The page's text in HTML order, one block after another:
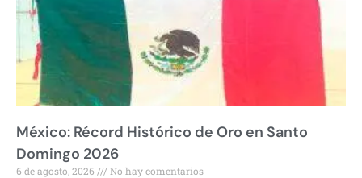
México: Récord Histórico de Oro en Santo
Domingo 2026
6 de agosto, 2026 No hay comentarios